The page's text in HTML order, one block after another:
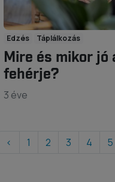
Edzés Táplálkozás
Mire és mikor jó
fehérje?
3 éve
‹ 1 2 3 4 5